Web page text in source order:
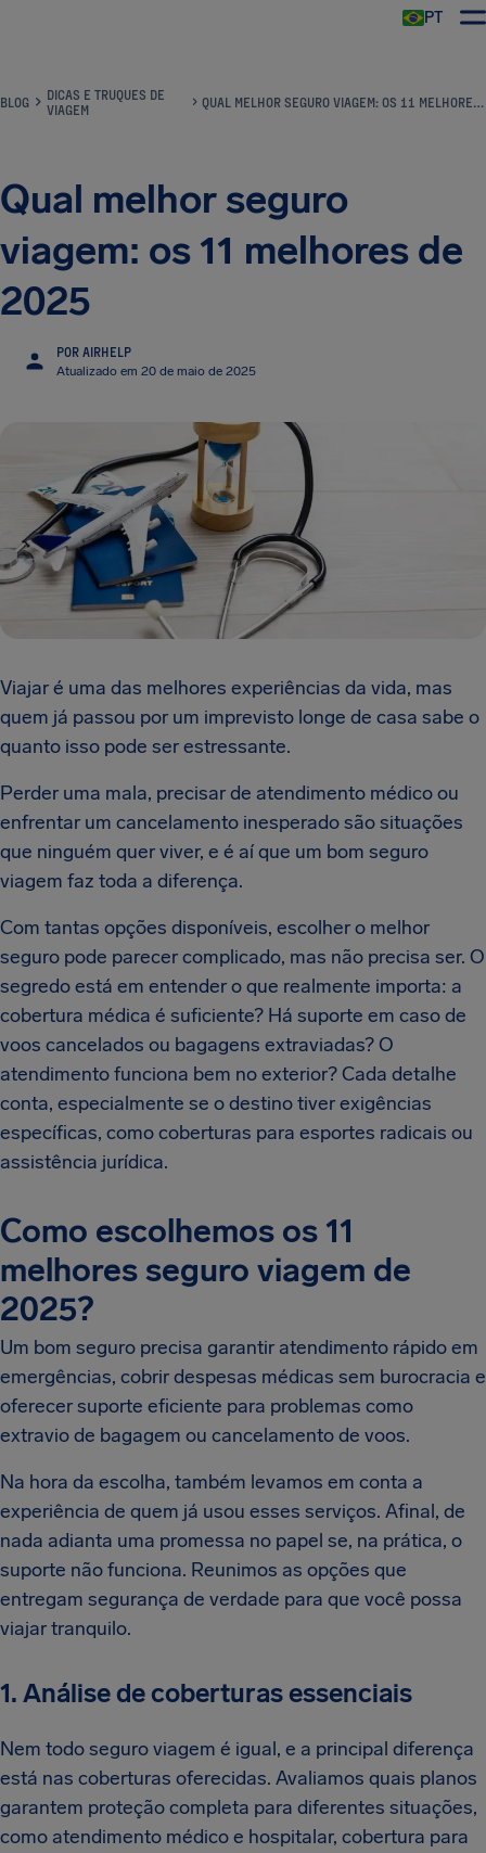
PT
BLOG
DICAS E TRUQUES DE
VIAGEM
QUAL MELHOR SEGURO VIAGEM: OS 11 MELHORES DE 2025
Qual melhor seguro
viagem: os 11 melhores de
2025
POR AIRHELP
Atualizado em 20 de maio de 2025
Viajar é uma das melhores experiências da vida, mas
quem já passou por um imprevisto longe de casa sabe o
quanto isso pode ser estressante.
Perder uma mala, precisar de atendimento médico ou
enfrentar um cancelamento inesperado são situações
que ninguém quer viver, e é aí que um bom seguro
viagem faz toda a diferença.
Com tantas opções disponíveis, escolher o melhor
seguro pode parecer complicado, mas não precisa ser. O
segredo está em entender o que realmente importa: a
cobertura médica é suficiente? Há suporte em caso de
voos cancelados ou bagagens extraviadas? O
atendimento funciona bem no exterior? Cada detalhe
conta, especialmente se o destino tiver exigências
específicas, como coberturas para esportes radicais ou
assistência jurídica.
Como escolhemos os 11
melhores seguro viagem de
2025?
Um bom seguro precisa garantir atendimento rápido em
emergências, cobrir despesas médicas sem burocracia e
oferecer suporte eficiente para problemas como
extravio de bagagem ou cancelamento de voos.
Na hora da escolha, também levamos em conta a
experiência de quem já usou esses serviços. Afinal, de
nada adianta uma promessa no papel se, na prática, o
suporte não funciona. Reunimos as opções que
entregam segurança de verdade para que você possa
viajar tranquilo.
1. Análise de coberturas essenciais
Nem todo seguro viagem é igual, e a principal diferença
está nas coberturas oferecidas. Avaliamos quais planos
garantem proteção completa para diferentes situações,
como atendimento médico e hospitalar, cobertura para